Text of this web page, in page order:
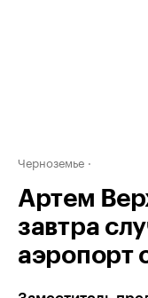
Черноземье
Артем
завтра
аэропорт